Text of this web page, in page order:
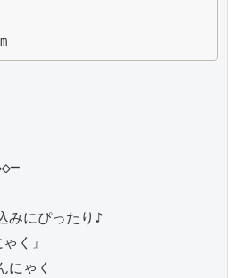
みにぴったり♪
く』
にゃく